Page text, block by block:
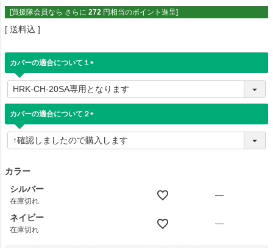
[買援隊会員なら さらに 272 円相当のポイント進呈]
送料込
カバーの適合について１
必
須
カバーの適合について２
必
須
カラー
シルバー
在庫切れ
—
ネイビー
在庫切れ
—